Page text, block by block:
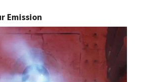
Emission